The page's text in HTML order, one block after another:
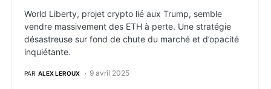
World Liberty, projet crypto lié aux Trump, semble
vendre massivement des ETH à perte. Une stratégie
désastreuse sur fond de chute du marché et d’opacité
inquiétante.
PAR ALEX LEROUX 9 avril 2025